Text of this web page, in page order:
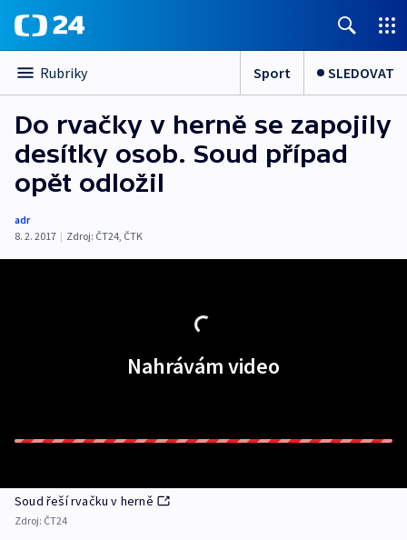
Rubriky Sport SLEDOVAT
Do rvačky v herně se zapojily
desítky osob. Soud případ
opět odložil
adr
8. 2. 2017 | Zdroj: ČT24, ČTK
Nahrávám video
Soud řeší rvačku v herně
Zdroj: ČT24